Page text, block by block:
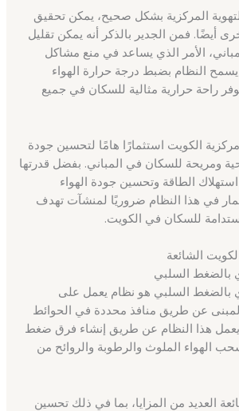
المركزية بشكل صحيح، يمكن تحقيق
أيضًا. فمن الجدير بالذكر أنه يمكن تقليل
الأمر الذي يساعد في منع مشاكل
النظام بضبط درجة حرارة الهواء
راحة حرارية مثالية للسكان في جميع
مركزية الكويت استثمارًا هامًا لتحسين جودة
ومريحة للسكان في المباني. بفضل قدرتها
الطاقة وتحسين جودة الهواء
في هذا النظام ضروريًا لمنشآت تهدف
للسكان في الكويت.
الشائعة
بالضغط السلبي
بالضغط السلبي هو نظام يعمل على
عن طريق منافذ محددة في الحوائط
يعمل هذا النظام عن طريق إنشاء فرق ضغط
الهواء الملوث والرطوبة والروائح من
العديد من المزايا، بما في ذلك تحسين